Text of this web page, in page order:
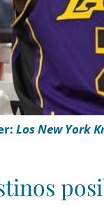
Los New York